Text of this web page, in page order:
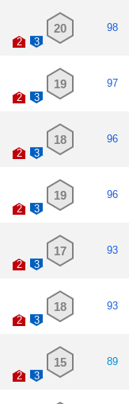
2 3
20 98
2 3
19 97
2 3
18 96
2 3
19 96
2 3
17 93
2 3
18 93
2 3
15 89